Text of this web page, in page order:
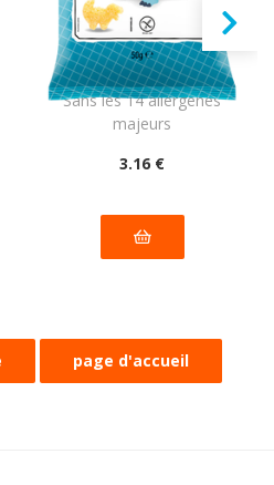
Chips de maïs
soufflé au SEL en
forme de
dinosaures BIO
vegan sans
allergènes
Biosaurus : 50
grammes
(dluo 14/11/2026) BIO.
Sans les 14 allergènes
majeurs
3.16 €